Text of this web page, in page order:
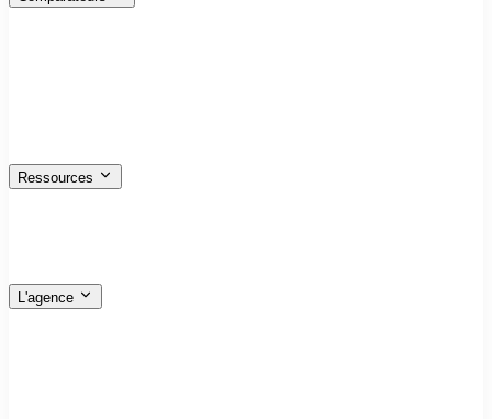
Ressources
L'agence